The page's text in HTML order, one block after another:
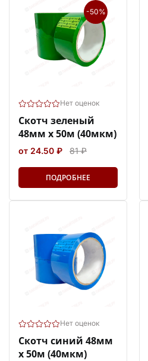
-50%
Нет оценок
Скотч зеленый
48мм х 50м (40мкм)
от 24.50 ₽ 81 ₽
ПОДРОБНЕЕ
Нет оценок
Скотч синий 48мм
х 50м (40мкм)